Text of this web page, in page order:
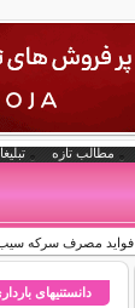
مطالب تازه
فواید مصرف سرکه سیب
دانستنیهای